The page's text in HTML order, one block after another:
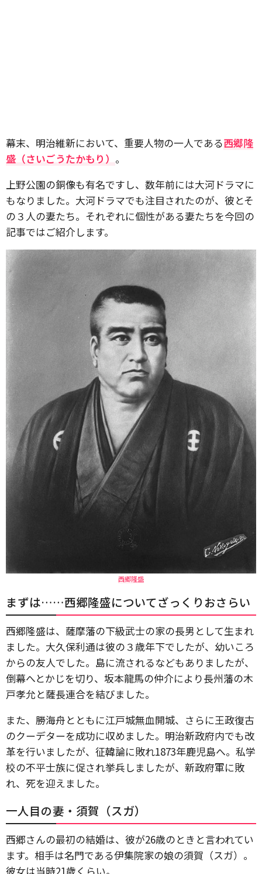
幕末、明治維新において、重要人物の一人である西郷隆
盛（さいごうたかもり） 。
上野公園の銅像も有名ですし、数年前には大河ドラマに
もなりました。大河ドラマでも注目されたのが、彼とそ
の３人の妻たち。それぞれに個性がある妻たちを今回の
記事ではご紹介します。
西郷隆盛
まずは……西郷隆盛についてざっくりおさらい
西郷隆盛は、薩摩藩の下級武士の家の長男として生まれ
ました。大久保利通は彼の３歳年下でしたが、幼いころ
からの友人でした。島に流されるなどもありましたが、
倒幕へとかじを切り、坂本龍馬の仲介により長州藩の木
戸孝允と薩長連合を結びました。
また、勝海舟とともに江戸城無血開城、さらに王政復古
のクーデターを成功に収めました。明治新政府内でも改
革を行いましたが、征韓論に敗れ1873年鹿児島へ。私学
校の不平士族に促され挙兵しましたが、新政府軍に敗
れ、死を迎えました。
一人目の妻・須賀（スガ）
西郷さんの最初の結婚は、彼が26歳のときと言われてい
ます。相手は名門である伊集院家の娘の須賀（スガ）。
彼女は当時21歳くらい。